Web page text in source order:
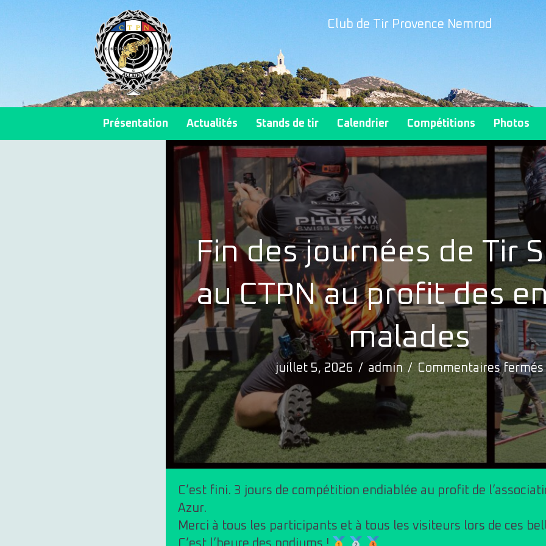
Club de Tir Provence Nemrod
Présentation Actualités Stands de tir Calendrier Compétitions Photos
Fin des journées de Tir
au CTPN au profit des
malades
juillet 5, 2026 / admin / Commentaires fermés
C’est fini. 3 jours de compétition endiablée au profit de
Azur.
Merci à tous les participants et à tous les visiteurs lors de ces
C’est l’heure des podiums !